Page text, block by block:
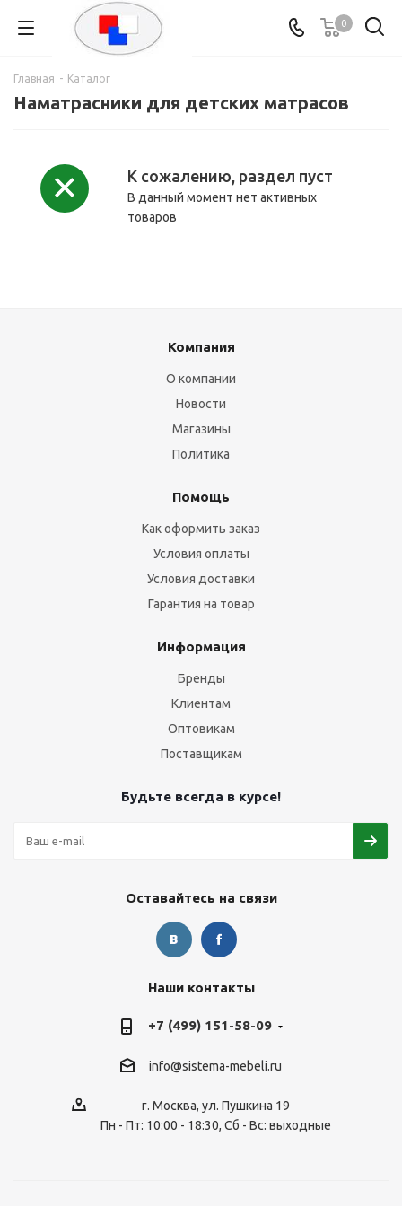
0
Главная - Каталог
Наматрасники для детских матрасов
К сожалению, раздел пуст
В данный момент нет активных
товаров
Компания
О компании
Новости
Магазины
Политика
Помощь
Как оформить заказ
Условия оплаты
Условия доставки
Гарантия на товар
Информация
Бренды
Клиентам
Оптовикам
Поставщикам
Будьте всегда в курсе!
Оставайтесь на связи
Наши контакты
+7 (499) 151-58-09
info@sistema-mebeli.ru
г. Москва, ул. Пушкина 19
Пн - Пт: 10:00 - 18:30, Сб - Вс: выходные